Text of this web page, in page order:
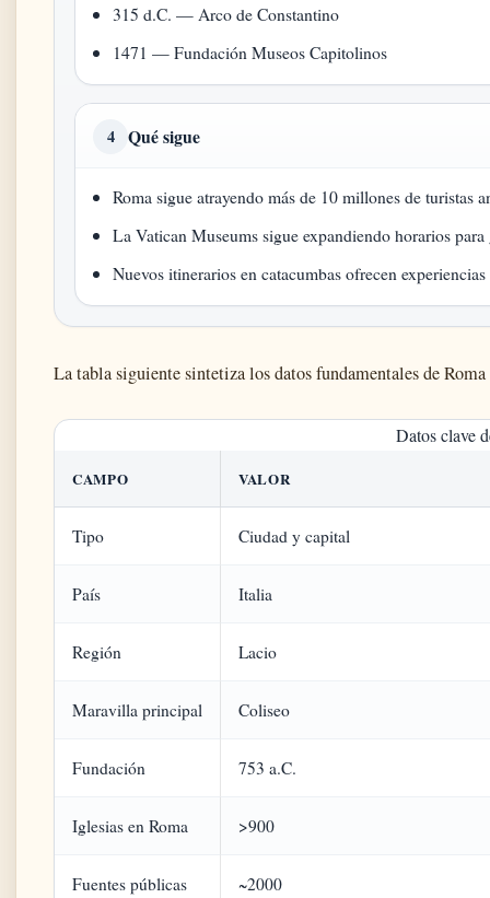
315 d.C. — Arco de Constantino
1471 — Fundación Museos Capitolinos
4 Qué sigue
Roma sigue atrayendo más de 10 millones de turistas
La Vatican Museums sigue expandiendo horarios
Nuevos itinerarios en catacumbas ofrecen
La tabla siguiente sintetiza los datos fundamentales de
Datos clave
CAMPO VALOR
Tipo Ciudad y capital
País Italia
Región Lacio
Maravilla principal Coliseo
Fundación 753 a.C.
Iglesias en Roma >900
Fuentes públicas ~2000